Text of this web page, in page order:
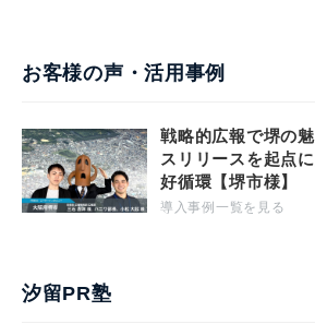
お客様の声・活用事例
戦略的広報で堺の
スリリースを起点
好循環【堺市様】
導入事例一覧を見る
汐留PR塾